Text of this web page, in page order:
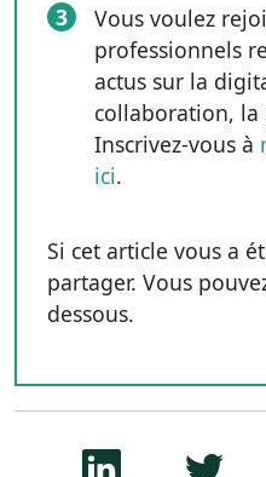
3
Vous voulez
professionnels
actus sur la
collaboration, la
Inscrivez-vous à
ici.
Si cet article vous a
partager. Vous
dessous.